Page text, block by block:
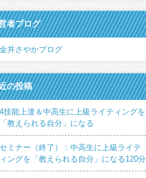
者ブログ
井さやかブログ
の投稿
技能上達＆中高生に上級ライティングを
教えられる自分」になる
ミナー（終了）：中高生に上級ライテ
ングを「教えられる自分」になる120分